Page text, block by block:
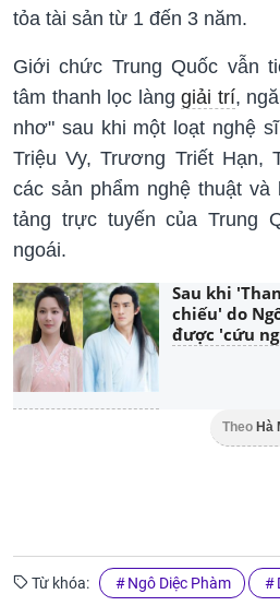
tỏa tài sản từ 1 đến 3 năm.
Giới chức Trung Quốc vẫn
tâm thanh lọc lànggiải trí,
nhơ" sau khi một loạt nghệ
Triệu Vy, Trương Triết Hạn,
các sản phẩm nghệ thuật và
tảng trực tuyến của Trung
ngoái.
Sau khi
chiếu' do
được 'cứu
Theo Hà
Từ khóa: Ngô Diệc Phàm